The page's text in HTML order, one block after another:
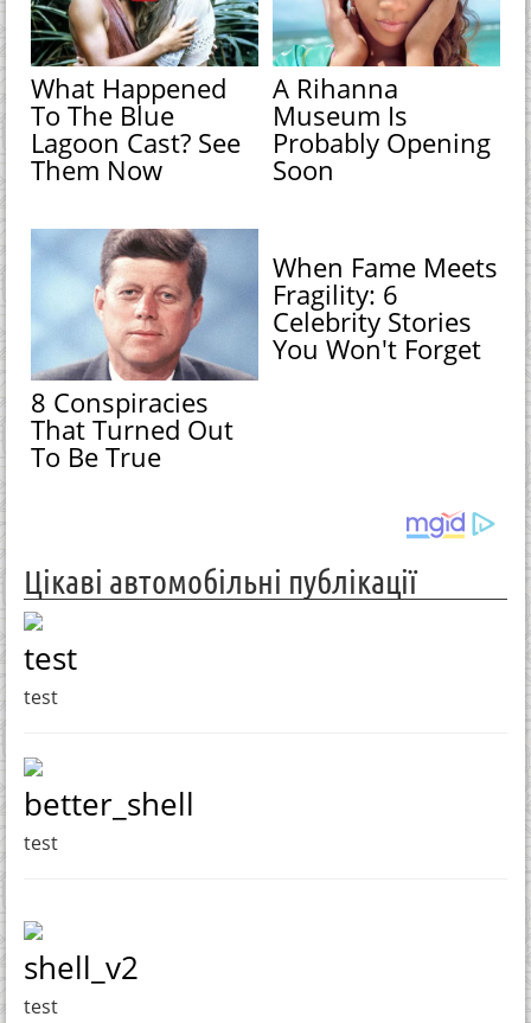
What Happened
To The Blue
Lagoon Cast? See
Them Now
A Rihanna
Museum Is
Probably Opening
Soon
8 Conspiracies
That Turned Out
To Be True
When Fame Meets
Fragility: 6
Celebrity Stories
You Won't Forget
Цікаві автомобільні публікації
test
test
better_shell
test
shell_v2
test